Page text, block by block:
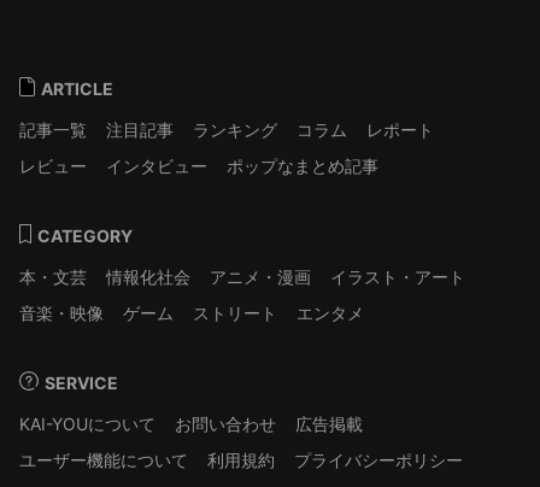
ARTICLE
記事一覧
注目記事 ランキング コラム
レポート
レビュー
インタビュー ポップなまとめ記事
CATEGORY
本・文芸
情報化社会 アニメ・漫画
イラスト・アート
音楽・映像
ゲーム ストリート エンタメ
SERVICE
KAI-YOUについて
お問い合わせ
広告掲載
ユーザー機能について
利用規約
プライバシーポリシー